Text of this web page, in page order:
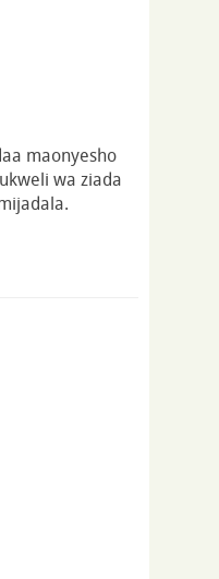
maonyesho
wa ziada